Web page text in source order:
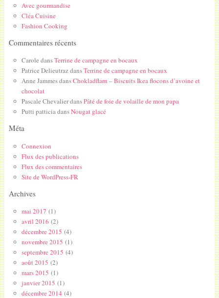
Avec gourmandise
Cléa Cuisine
Fashion Cooking
Commentaires récents
Carole dansTerrine de campagne en bocaux
Patrice DelieutrazdansTerrine de campagne en bocaux
Anne JammesdansChokladflarn – Biscuits Ikea flocons d’avoine et
chocolat
Pascale ChevalierdansPâté de foie de volaille de mon papa
Putti patticiadansNougat glacé
Méta
Connexion
Flux des publications
Flux des commentaires
Site de WordPress-FR
Archives
mai 2017 (1)
avril 2016 (2)
décembre 2015 (4)
novembre 2015 (1)
septembre 2015 (4)
août 2015 (2)
mars 2015 (1)
janvier 2015 (1)
décembre 2014(4)